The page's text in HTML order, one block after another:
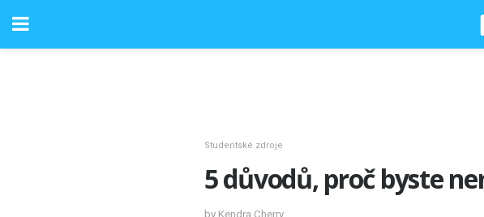
Studentské zdroje
5 důvodů, proč byste
by Kendra Cherry